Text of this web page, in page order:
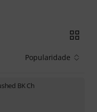
Popularidade
BK Ch